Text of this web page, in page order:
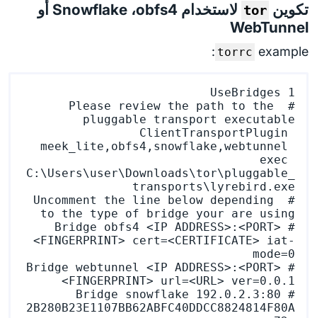
تكوين tor
لاستخدام Snowflake ،obfs4 أو
WebTunnel
torrc example:
# Please review the path to the
ClientTransportPlugin
meek_lite,obfs4,snowflake,webtunnel
exec
C:\Users\user\Downloads\tor\pluggable_
# Uncomment the line below depending
#Bridge obfs4 <IP ADDRESS>:<PORT>
<FINGERPRINT> cert=<CERTIFICATE> iat-
#Bridge webtunnel <IP ADDRESS>:<PORT>
#Bridge snowflake 192.0.2.3:80
2B280B23E1107BB62ABFC40DDCC8824814F80A